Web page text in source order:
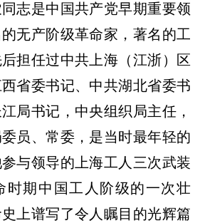
志是中国共产党早期重要领
无产阶级革命家，著名的工
担任过中共上海（江浙）区
省委书记、中共湖北省委书
局书记，中央组织局主任，
员、常委，是当时最年轻的
与领导的上海工人三次武装
时期中国工人阶级的一次壮
上谱写了令人瞩目的光辉篇